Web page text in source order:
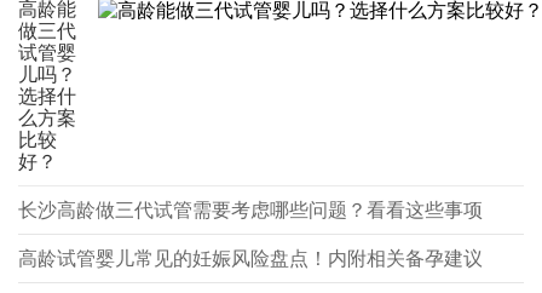
高龄能
做三代
试管婴
儿吗？
选择什
么方案
比较
好？
长沙高龄做三代试管需要考虑哪些问题？看看这些事项
高龄试管婴儿常见的妊娠风险盘点！内附相关备孕建议